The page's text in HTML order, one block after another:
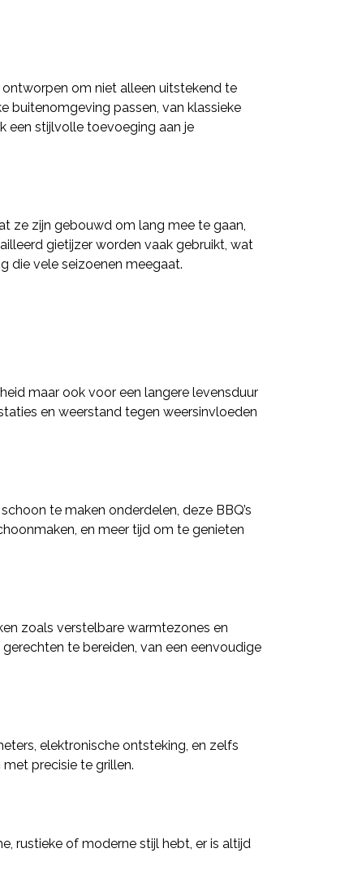
om niet alleen uitstekend te
buitenomgeving passen, van klassieke
een stijlvolle toevoeging aan je
ze zijn gebouwd om lang mee te gaan,
gietijzer worden vaak gebruikt, wat
die vele seizoenen meegaat.
maar ook voor een langere levensduur
en weerstand tegen weersinvloeden
te maken onderdelen, deze BBQ’s
en meer tijd om te genieten
zoals verstelbare warmtezones en
te bereiden, van een eenvoudige
elektronische ontsteking, en zelfs
precisie te grillen.
rustieke of moderne stijl hebt, er is altijd